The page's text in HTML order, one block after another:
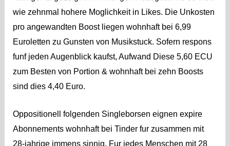
wie zehnmal hohere Moglichkeit in Likes. Die Unkosten
pro angewandten Boost liegen wohnhaft bei 6,99
Euroletten zu Gunsten von Musikstuck. Sofern respons
funf jeden Augenblick kaufst, Aufwand Diese 5,60 ECU
zum Besten von Portion & wohnhaft bei zehn Boosts
sind dies 4,40 Euro.
Oppositionell folgenden Singleborsen eignen expire
Abonnements wohnhaft bei Tinder fur zusammen mit
28-jahrige immens sinnig. Fur jedes Menschen mit 28